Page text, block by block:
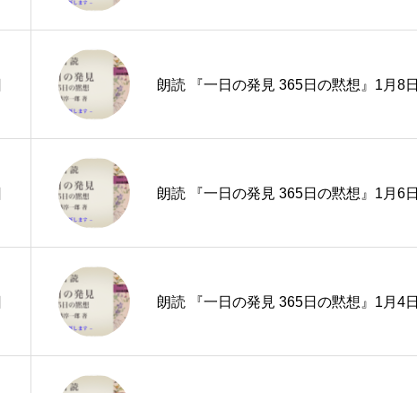
朗読 『一日の発見 365日の黙想』1月8日
朗読 『一日の発見 365日の黙想』1月6日
朗読 『一日の発見 365日の黙想』1月4日